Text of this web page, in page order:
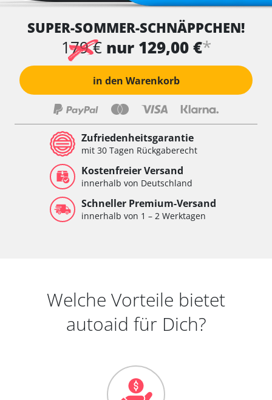
Wegfahrsperre
Wischersteuerung
Xenon links
Xenon rechts
Zentrale Bedieneinheit
Zentralelektronik
Zentralelektronik hinten
Zentralelektronik vorne
Zentralelektronik vorne Beifahrer
Zentralelektronik vorne Fahrer
Verfügbarkeit abhängig von Modell, Motorisierung, Ausstattung
und Konfiguration
SUPER-SOMMER-SCHNÄPPCHEN!
179 € nur 129,00 €*
in den Warenkorb
Zufriedenheitsgarantie
mit 30 Tagen Rückgaberecht
Kostenfreier Versand
innerhalb von Deutschland
Schneller Premium-Versand
innerhalb von 1 – 2 Werktagen
Welche Vorteile bietet
autoaid für Dich?